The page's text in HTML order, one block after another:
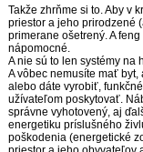
Takže zhrňme si to. Aby v
priestor a jeho prirodzené
primerane ošetrený. A
nápomocné.
A nie sú to len systémy na
A vôbec nemusíte mať byt,
alebo dáte vyrobiť,
užívateľom poskytovať.
správne vyhotovený, aj
energetiku príslušného
poškodenia (energetické